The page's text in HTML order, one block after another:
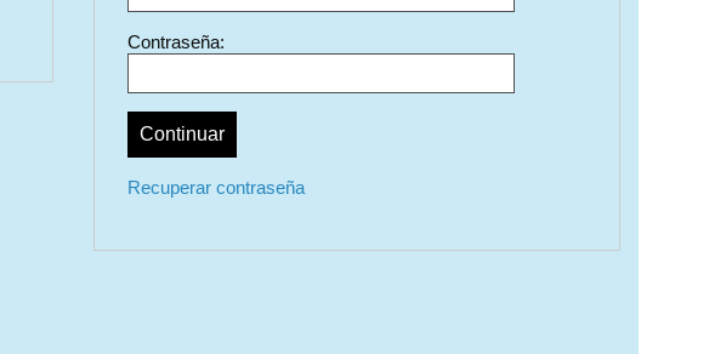
Contraseña:
Recuperar contraseña